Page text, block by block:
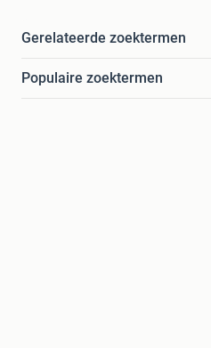
Gerelateerde zoektermen
Populaire zoektermen